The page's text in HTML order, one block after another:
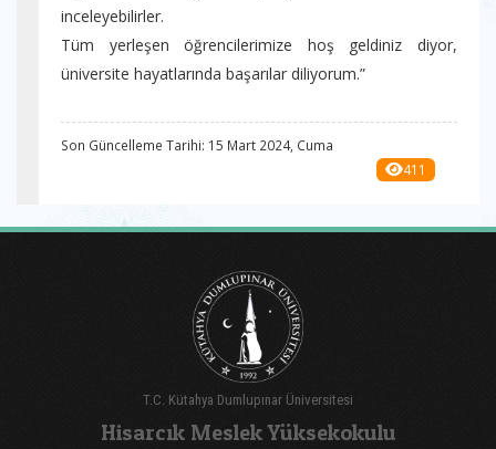
inceleyebilirler.
Tüm yerleşen öğrencilerimize hoş geldiniz diyor,
üniversite hayatlarında başarılar diliyorum.”
Son Güncelleme Tarihi: 15 Mart 2024, Cuma
411
T.C. Kütahya Dumlupınar Üniversitesi
Hisarcık Meslek Yüksekokulu